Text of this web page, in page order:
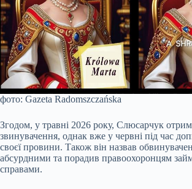
фото: Gazeta Radomszczańska
Згодом, у травні 2026 року, Слюсарчук
звинувачення, однак вже у червні під час
своєї провини. Також він назвав
абсурдними та порадив правоохоронцям
справами.